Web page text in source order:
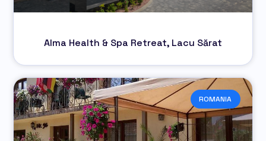
Alma Health & Spa Retreat, Lacu Sărat
ROMANIA